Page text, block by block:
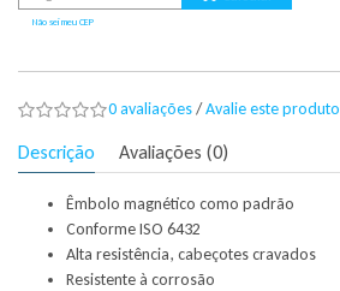
Não sei meu CEP
0 avaliações/Avalie este produto
Descrição Avaliações (0)
Êmbolo magnético como padrão
Conforme ISO 6432
Alta resistência, cabeçotes cravados
Resistente à corrosão